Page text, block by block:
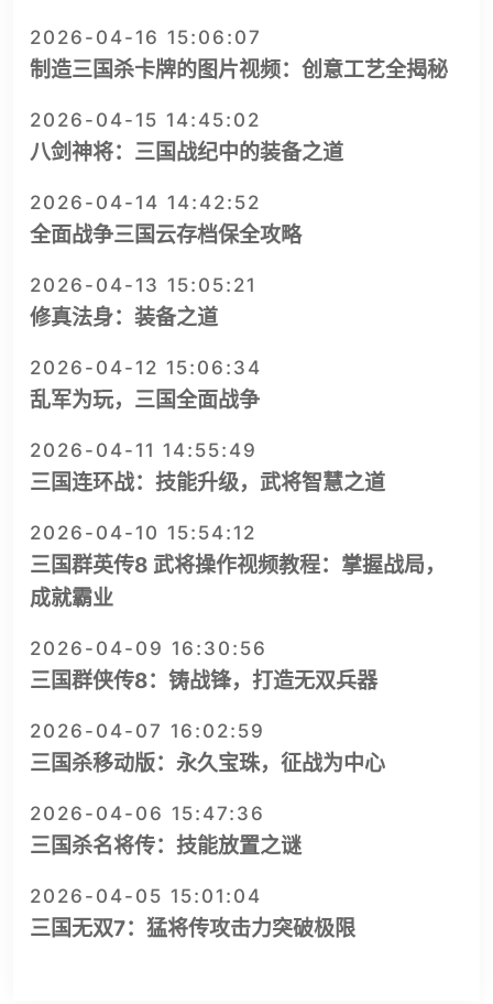
2026-04-16 15:06:07
制造三国杀卡牌的图片视频：创意工艺全揭秘
2026-04-15 14:45:02
八剑神将：三国战纪中的装备之道
2026-04-14 14:42:52
全面战争三国云存档保全攻略
2026-04-13 15:05:21
修真法身：装备之道
2026-04-12 15:06:34
乱军为玩，三国全面战争
2026-04-11 14:55:49
三国连环战：技能升级，武将智慧之道
2026-04-10 15:54:12
三国群英传8 武将操作视频教程：掌握战局，
成就霸业
2026-04-09 16:30:56
三国群侠传8：铸战锋，打造无双兵器
2026-04-07 16:02:59
三国杀移动版：永久宝珠，征战为中心
2026-04-06 15:47:36
三国杀名将传：技能放置之谜
2026-04-05 15:01:04
三国无双7：猛将传攻击力突破极限